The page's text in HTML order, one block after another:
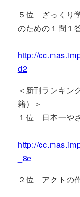
５位 ざっくり
のための１問１
http://
d2
＜新刊ランキン
籍）＞
１位 日本一や
http://
_8e
２位 アクトの